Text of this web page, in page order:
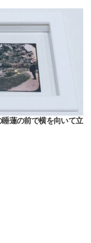
蓮の前で横を向いて立